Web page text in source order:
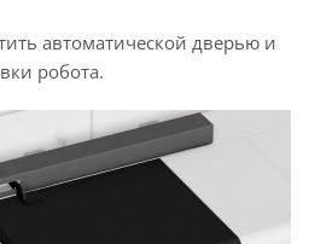
автоматической дверью и
робота.